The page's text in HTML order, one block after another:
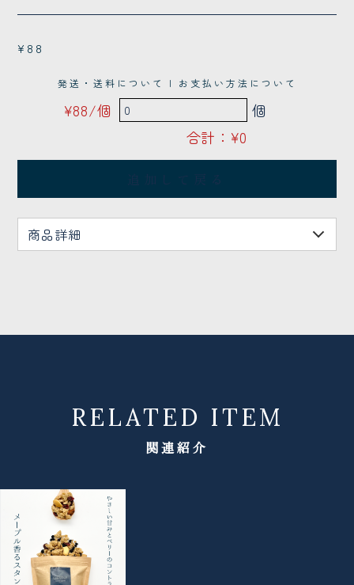
¥88
発送・送料について | お支払い方法について
¥88/個
個
合計： ¥0
商品詳細
RELATED ITEM